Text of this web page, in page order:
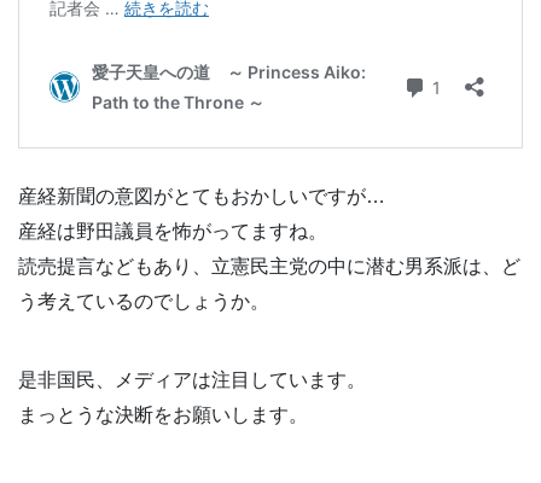
産経新聞の意図がとてもおかしいですが…
産経は野田議員を怖がってますね。
読売提言などもあり、立憲民主党の中に潜む男系派は、ど
う考えているのでしょうか。
是非国民、メディアは注目しています。
まっとうな決断をお願いします。